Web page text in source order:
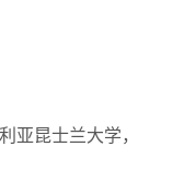
亚昆士兰大学，